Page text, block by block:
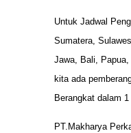
Untuk Jadwal
Sumatera,
Jawa, Bali,
kita ada
Berangkat dalam
PT.Makharya